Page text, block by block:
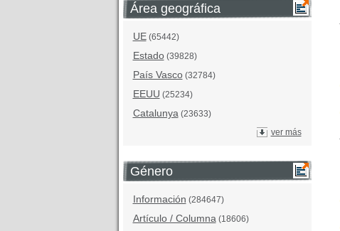
Área geográfica
UE(65442)
Estado(39828)
País Vasco(32784)
EEUU (25234)
Catalunya(23633)
ver más
Género
Información (284647)
Artículo / Columna(18606)